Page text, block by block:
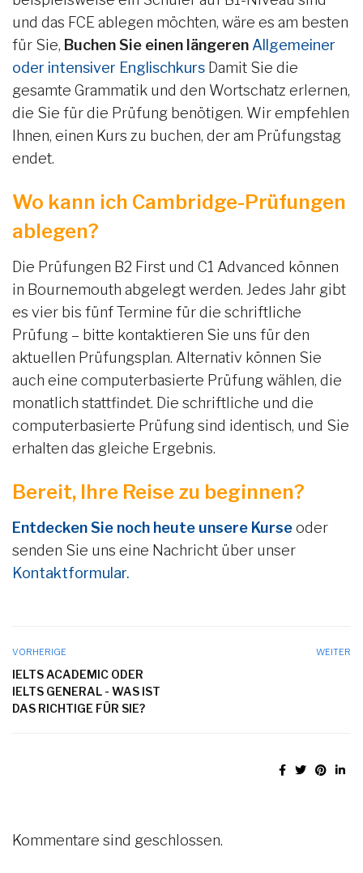
und das FCE ablegen möchten, wäre es am besten
für Sie, Buchen Sie einen längeren Allgemeiner
oder intensiver Englischkurs Damit Sie die
gesamte Grammatik und den Wortschatz erlernen,
die Sie für die Prüfung benötigen. Wir empfehlen
Ihnen, einen Kurs zu buchen, der am Prüfungstag
endet.
Wo kann ich Cambridge-Prüfungen
ablegen?
Die Prüfungen B2 First und C1 Advanced können
in Bournemouth abgelegt werden. Jedes Jahr gibt
es vier bis fünf Termine für die schriftliche
Prüfung – bitte kontaktieren Sie uns für den
aktuellen Prüfungsplan. Alternativ können Sie
auch eine computerbasierte Prüfung wählen, die
monatlich stattfindet. Die schriftliche und die
computerbasierte Prüfung sind identisch, und Sie
erhalten das gleiche Ergebnis.
Bereit, Ihre Reise zu beginnen?
Entdecken Sie noch heute unsere Kurseoder
senden Sie uns eine Nachricht über unser
Kontaktformular.
VORHERIGE
IELTS ACADEMIC ODER
IELTS GENERAL - WAS IST
DAS RICHTIGE FÜR SIE?
WEITER
Kommentare sind geschlossen.